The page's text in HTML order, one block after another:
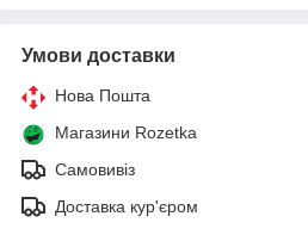
Умови доставки
Нова Пошта
Магазини Rozetka
Самовивіз
Доставка кур'єром